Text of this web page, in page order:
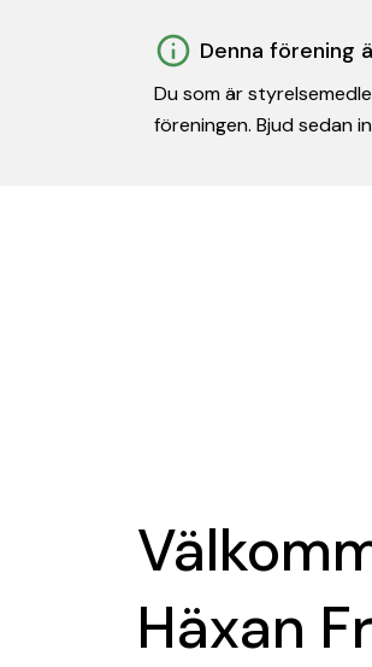
Denna förening
Du som är
föreningen. Bjud sedan
Häxan